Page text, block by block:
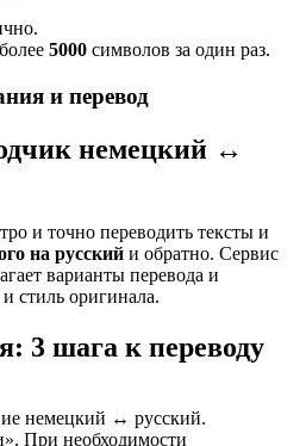
5000 символов за один раз.
и перевод
немецкий ↔
и точно переводить тексты и
на русский и обратно. Сервис
варианты перевода и
стиль оригинала.
3 шага к переводу
немецкий ↔ русский.
При необходимости